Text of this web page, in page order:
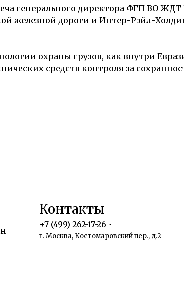
генерального директора ФГП ВО ЖДТ
железной дороги и Интер-Рэйл-
охраны грузов, как внутри
средств контроля за
Контакты
+7 (499) 262-17-26
г. Москва, Костомаровский пер., д.2